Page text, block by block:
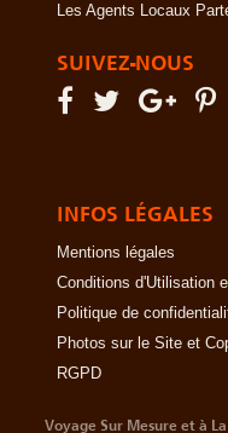
Les Agents Locaux
SUIVEZ-NOUS
INFOS LÉGALES
Mentions légales
Conditions d'Utilisation
Politique de
Photos sur le Site et
RGPD
Voyage Sur Mesure et à